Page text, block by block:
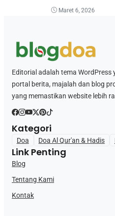
Maret 6, 2026
Editorial adalah tema
portal berita, majalah dan blog
yang memastikan website lebih
Kategori
Doa Doa Al Qur'an & Hadis
Link Penting
Blog
Tentang Kami
Kontak